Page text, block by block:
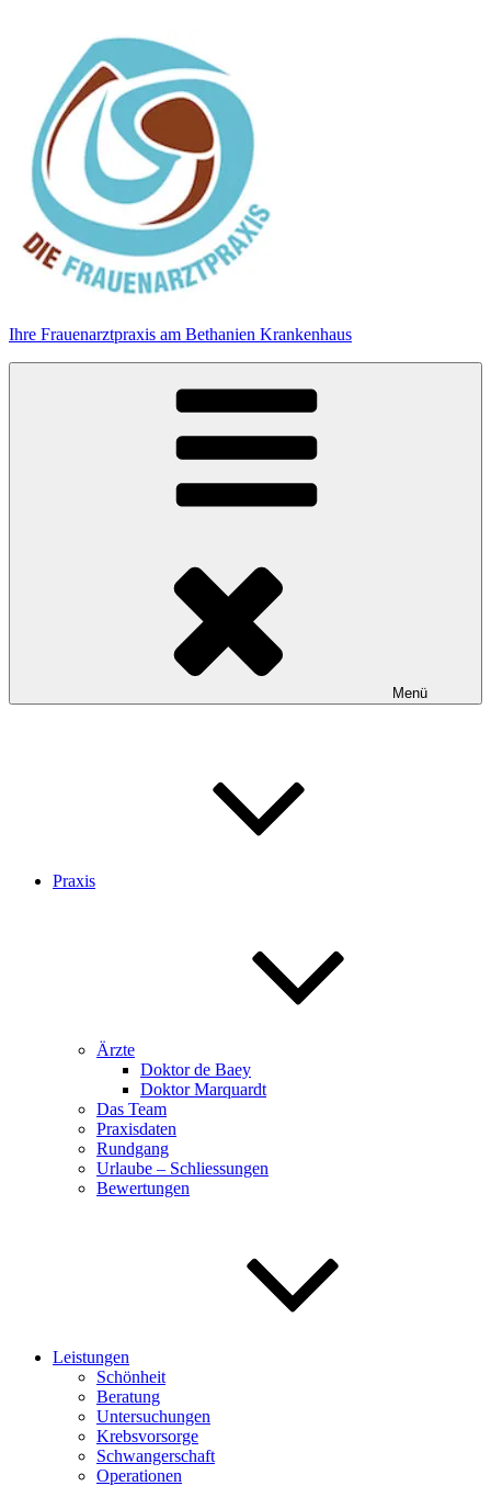
Ihre Frauenarztpraxis am Bethanien Krankenhaus
Menü
Praxis
Ärzte
Doktor de Baey
Doktor Marquardt
Das Team
Praxisdaten
Rundgang
Urlaube – Schliessungen
Bewertungen
Leistungen
Schönheit
Beratung
Untersuchungen
Krebsvorsorge
Schwangerschaft
Operationen